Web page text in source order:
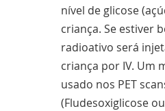
nível de glicose
criança. Se estiver
radioativo será
criança por IV. Um
usado nos PET
(Fludesoxiglicose